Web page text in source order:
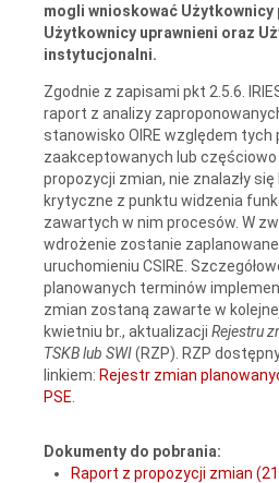
mogli wnioskować
Użytkownicy uprawnieni oraz
instytucjonalni.
Zgodnie z zapisami pkt 2.5.6.
raport z analizy
stanowisko OIRE względem tych
zaakceptowanych lub
propozycji zmian, nie znalazły się
krytyczne z punktu widzenia
zawartych w nim procesów. W
wdrożenie zostanie
uruchomieniu CSIRE.
planowanych terminów
zmian zostaną zawarte w
kwietniu br., aktualizacji Rejestru
TSKB lub SWI(RZP). RZP
linkiem: Rejestr zmian
PSE
Dokumenty do pobrania:
Raport z propozycji zmian